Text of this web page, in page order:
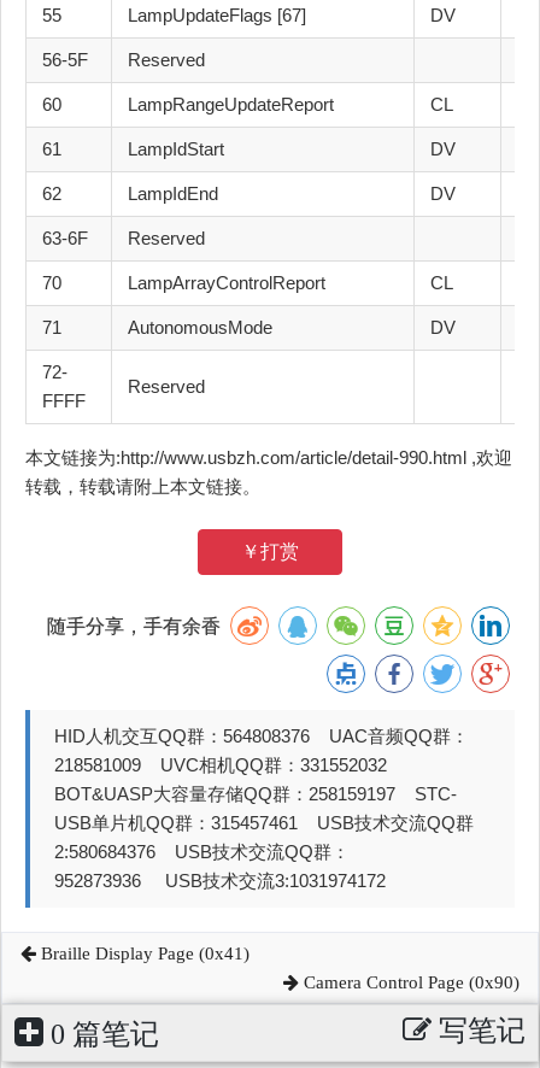
55 LampUpdateFlags [67] DV
56-5F Reserved
60 LampRangeUpdateReport CL
61 LampIdStart DV
62 LampIdEnd DV
63-6F Reserved
70 LampArrayControlReport CL
71 AutonomousMode DV
72-
FFFF
Reserved
本文链接为:http://www.usbzh.com/article/detail-990.html ,欢迎
转载，转载请附上本文链接。
￥打赏
随手分享，手有余香
HID人机交互QQ群：564808376 UAC音频QQ群：
218581009 UVC相机QQ群：331552032
BOT&UASP大容量存储QQ群：258159197 STC-
USB单片机QQ群：315457461 USB技术交流QQ群
2:580684376 USB技术交流QQ群：
952873936 USB技术交流3:1031974172
Braille Display Page (0x41)
Camera Control Page (0x90)
0 篇笔记 写笔记